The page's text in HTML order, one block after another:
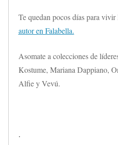
Te quedan pocos días para vivir
autor en Falabella.
Asomate a colecciones de
Kostume, Mariana Dappiano,
Alfie y Vevú.
.